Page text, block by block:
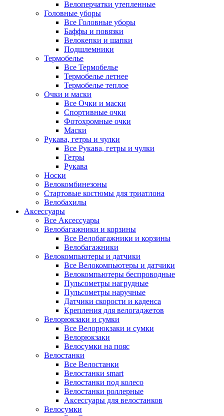
Велоперчатки утепленные
Головные уборы
Все Головные уборы
Баффы и повязки
Велокепки и шапки
Подшлемники
Термобелье
Все Термобелье
Термобелье летнее
Термобелье теплое
Очки и маски
Все Очки и маски
Спортивные очки
Фотохромные очки
Маски
Рукава, гетры и чулки
Все Рукава, гетры и чулки
Гетры
Рукава
Носки
Велокомбинезоны
Стартовые костюмы для триатлона
Велобахилы
Аксессуары
Все Аксессуары
Велобагажники и корзины
Все Велобагажники и корзины
Велобагажники
Велокомпьютеры и датчики
Все Велокомпьютеры и датчики
Велокомпьютеры беспроводные
Пульсометры нагрудные
Пульсометры наручные
Датчики скорости и каденса
Крепления для велогаджетов
Велорюкзаки и сумки
Все Велорюкзаки и сумки
Велорюкзаки
Велосумки на пояс
Велостанки
Все Велостанки
Велостанки smart
Велостанки под колесо
Велостанки роллерные
Аксессуары для велостанков
Велосумки